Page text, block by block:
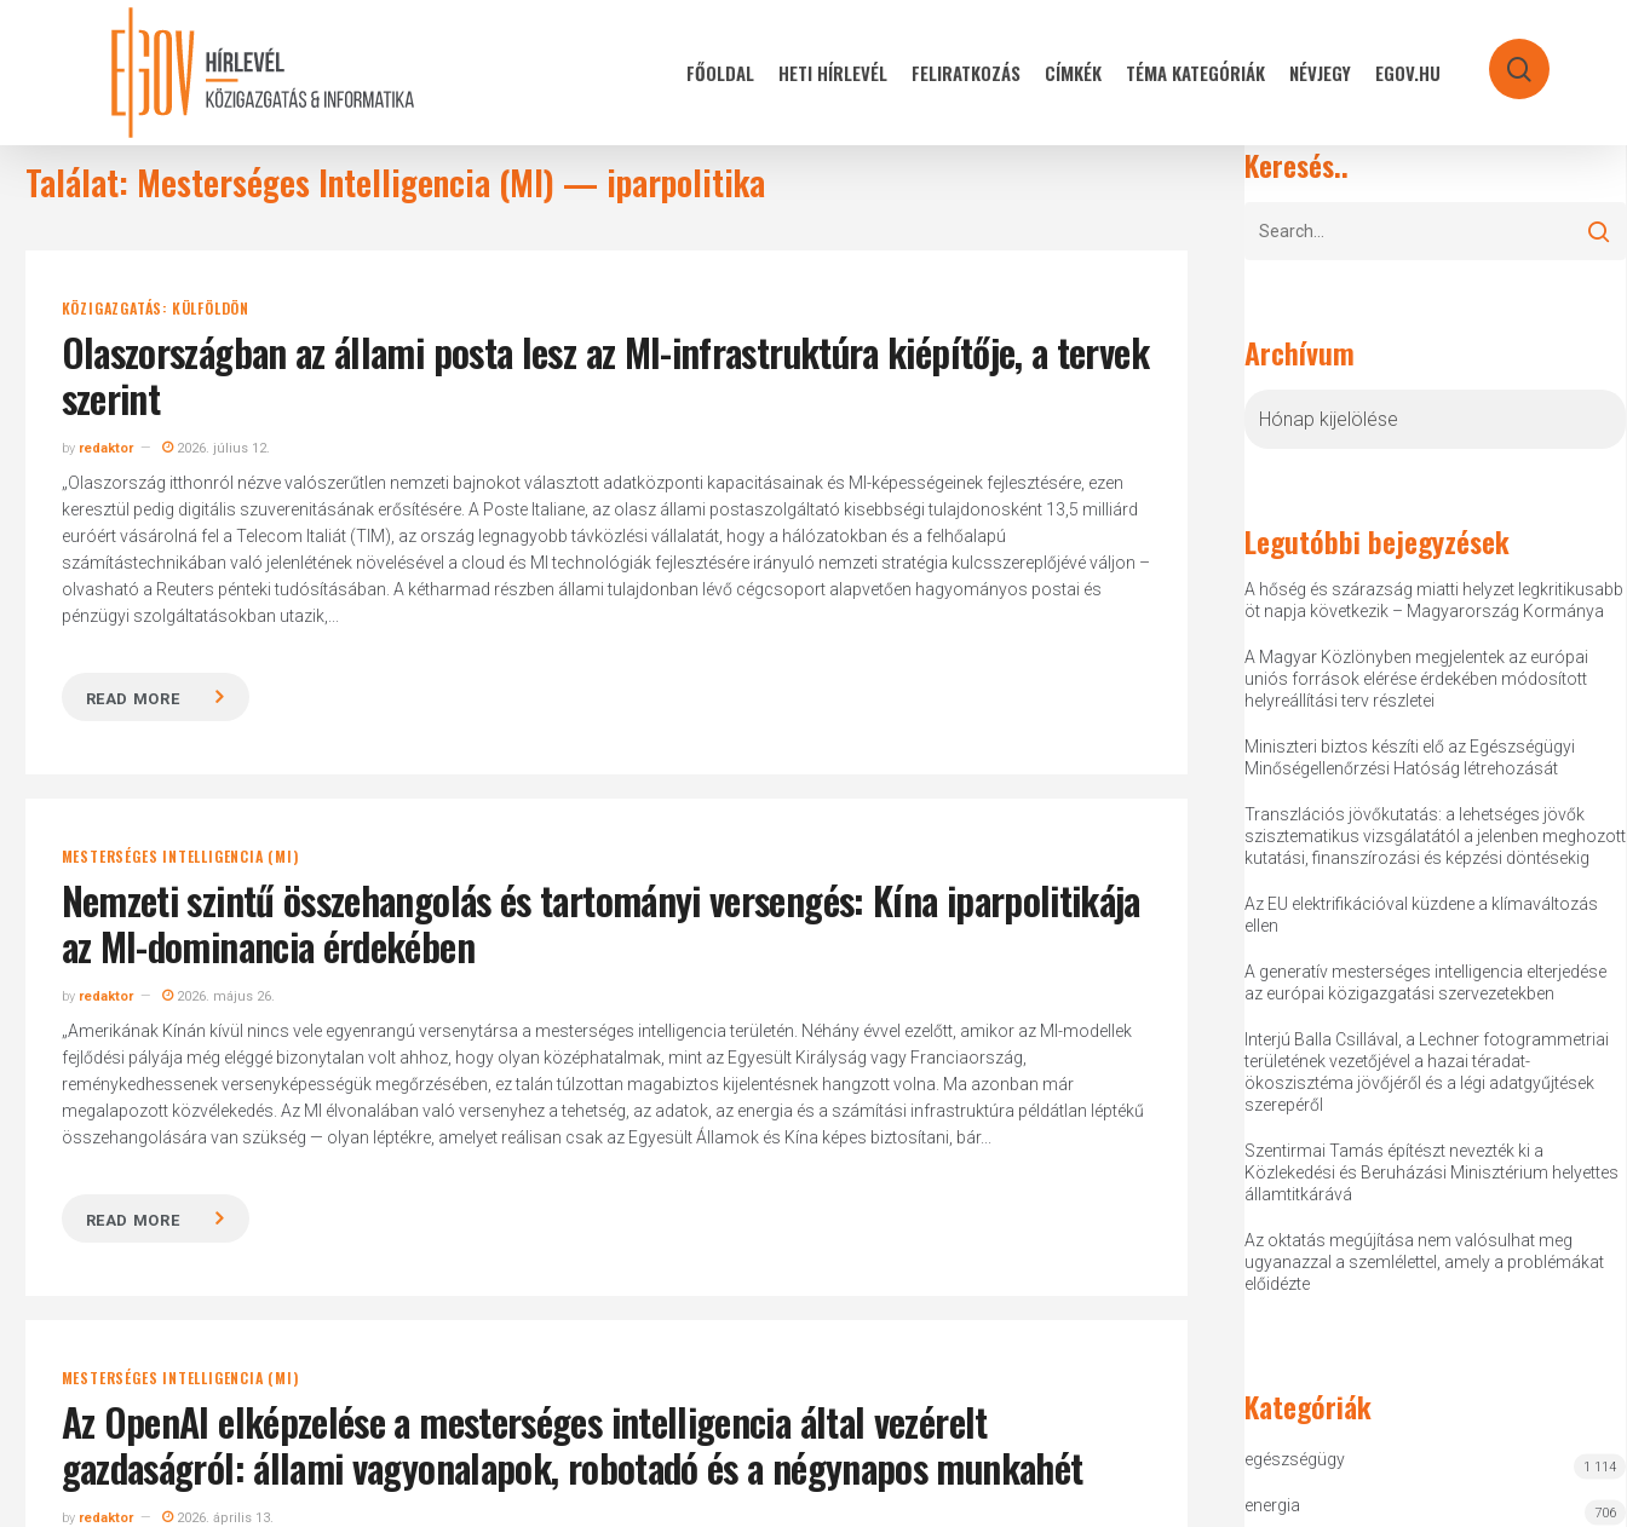
Hit enter to search or ESC to close
FŐOLDAL HETI HÍRLEVÉL FELIRATKOZÁS CÍMKÉK TÉMA KATEGÓRIÁK NÉVJEGY EGOV.HU search
Találat: Mesterséges Intelligencia (MI) — iparpolitika
KÖZIGAZGATÁS: KÜLFÖLDÖN
Olaszországban az állami posta lesz az MI-infrastruktúra kiépítője, a tervek
szerint
by redaktor 2026. július 12.
„Olaszország itthonról nézve valószerűtlen nemzeti bajnokot választott adatközponti kapacitásainak és MI-képességeinek fejlesztésére, ezen
keresztül pedig digitális szuverenitásának erősítésére. A Poste Italiane, az olasz állami postaszolgáltató kisebbségi tulajdonosként 13,5 milliárd
euróért vásárolná fel a Telecom Italiát (TIM), az ország legnagyobb távközlési vállalatát, hogy a hálózatokban és a felhőalapú
számítástechnikában való jelenlétének növelésével a cloud és MI technológiák fejlesztésére irányuló nemzeti stratégia kulcsszereplőjévé váljon –
olvasható a Reuters pénteki tudósításában. A kétharmad részben állami tulajdonban lévő cégcsoport alapvetően hagyományos postai és
pénzügyi szolgáltatásokban utazik,...
READ MORE
MESTERSÉGES INTELLIGENCIA (MI)
Nemzeti szintű összehangolás és tartományi versengés: Kína iparpolitikája
az MI-dominancia érdekében
by redaktor 2026. május 26.
„Amerikának Kínán kívül nincs vele egyenrangú versenytársa a mesterséges intelligencia területén. Néhány évvel ezelőtt, amikor az MI-modellek
fejlődési pályája még eléggé bizonytalan volt ahhoz, hogy olyan középhatalmak, mint az Egyesült Királyság vagy Franciaország,
reménykedhessenek versenyképességük megőrzésében, ez talán túlzottan magabiztos kijelentésnek hangzott volna. Ma azonban már
megalapozott közvélekedés. Az MI élvonalában való versenyhez a tehetség, az adatok, az energia és a számítási infrastruktúra példátlan léptékű
összehangolására van szükség — olyan léptékre, amelyet reálisan csak az Egyesült Államok és Kína képes biztosítani, bár...
READ MORE
MESTERSÉGES INTELLIGENCIA (MI)
Az OpenAI elképzelése a mesterséges intelligencia által vezérelt
gazdaságról: állami vagyonalapok, robotadó és a négynapos munkahét
by redaktor 2026. április 13.
Keresés..
Archívum
Legutóbbi bejegyzések
A hőség és szárazság miatti helyzet legkritikusabb
öt napja következik – Magyarország Kormánya
A Magyar Közlönyben megjelentek az európai
uniós források elérése érdekében módosított
helyreállítási terv részletei
Miniszteri biztos készíti elő az Egészségügyi
Minőségellenőrzési Hatóság létrehozását
Transzlációs jövőkutatás: a lehetséges jövők
szisztematikus vizsgálatától a jelenben meghozott
kutatási, finanszírozási és képzési döntésekig
Az EU elektrifikációval küzdene a klímaváltozás
ellen
A generatív mesterséges intelligencia elterjedése
az európai közigazgatási szervezetekben
Interjú Balla Csillával, a Lechner fotogrammetriai
területének vezetőjével a hazai téradat-
ökoszisztéma jövőjéről és a légi adatgyűjtések
szerepéről
Szentirmai Tamás építészt nevezték ki a
Közlekedési és Beruházási Minisztérium helyettes
államtitkárává
Az oktatás megújítása nem valósulhat meg
ugyanazzal a szemlélettel, amely a problémákat
előidézte
Kategóriák
egészségügy 1 114
energia 706